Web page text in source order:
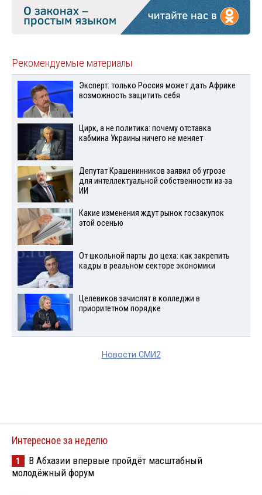
Рекомендуемые материалы
Эксперт: только Россия может дать Африке
возможность защитить себя
Цирк, а не политика: почему отставка
кабмина Украины ничего не меняет
Депутат Крашенинников заявил об угрозе
для интеллектуальной собственности из-за
ИИ
Какие изменения ждут рынок госзакупок
этой осенью
От школьной парты до цеха: как закрепить
кадры в реальном секторе экономики
Целевиков зачислят в колледжи в
приоритетном порядке
Новости СМИ2
Интересное за неделю
1
В Абхазии впервые пройдёт масштабный
молодёжный форум